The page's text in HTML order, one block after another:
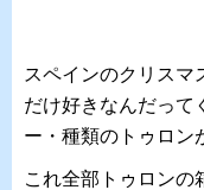
スペインのクリスマ
だけ好きなんだって
ー・種類のトゥロン
これ全部トゥロンの